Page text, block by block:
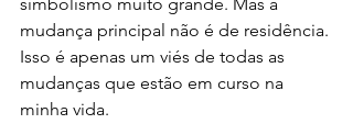
simbolismo muito grande. Mas a
mudança principal não é de residência.
Isso é apenas um viés de todas as
mudanças que estão em curso na
minha vida.